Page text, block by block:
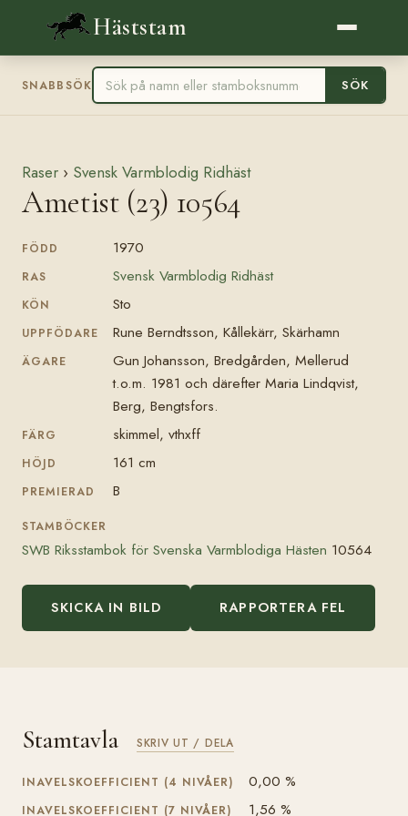
Häststam
SNABBSÖK SÖK
Raser › Svensk Varmblodig Ridhäst
Ametist (23) 10564
FÖDD 1970
RAS Svensk Varmblodig Ridhäst
KÖN Sto
UPPFÖDARE Rune Berndtsson, Kållekärr, Skärhamn
ÄGARE
Gun Johansson, Bredgården, Mellerud
t.o.m. 1981 och därefter Maria Lindqvist,
Berg, Bengtsfors.
FÄRG skimmel, vthxff
HÖJD 161 cm
PREMIERAD B
STAMBÖCKER
SWB Riksstambok för Svenska Varmblodiga Hästen 10564
SKICKA IN BILD RAPPORTERA FEL
Stamtavla SKRIV UT / DELA
INAVELSKOEFFICIENT (4 NIVÅER) 0,00 %
INAVELSKOEFFICIENT (7 NIVÅER) 1,56 %